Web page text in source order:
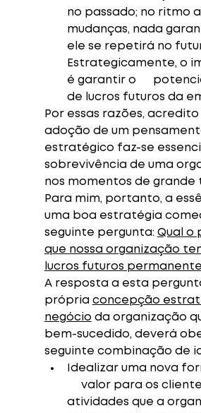
no passado; no ritmo
mudanças, nada
ele se repetirá no
Estrategicamente, o
é garantir o
de lucros futuros da
Por essas razões, acredito
adoção de um
estratégico faz-se
sobrevivência de uma
nos momentos de grande
Para mim, portanto, a
uma boa estratégia
seguinte pergunta: Qual o
que nossa organização
lucros futuros
A resposta a esta
própria concepção
negócio da organização
bem-sucedido, deverá
seguinte combinação de
Idealizar uma nova
valor para os
atividades que a